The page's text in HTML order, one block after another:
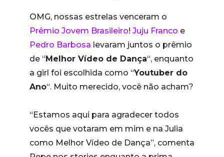
OMG, nossas estrelas venceram o
Prêmio Jovem Brasileiro! Juju Franco e
Pedro Barbosa levaram juntos o prêmio
de “Melhor Vídeo de Dança“, enquanto
a girl foi escolhida como “Youtuber do
Ano“. Muito merecido, você não acham?
“Estamos aqui para agradecer todos
vocês que votaram em mim e na Julia
como Melhor Vídeo de Dança”, comenta